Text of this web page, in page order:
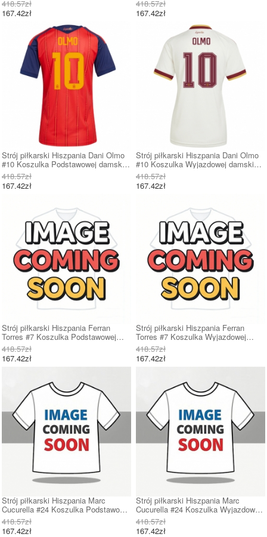
418.57zł
167.42zł
418.57zł
167.42zł
Strój piłkarski Hiszpania Dani Olmo
#10 Koszulka Podstawowej damskie
MŚ 2026 Krótki Rękaw
418.57zł
167.42zł
Strój piłkarski Hiszpania Dani Olmo
#10 Koszulka Wyjazdowej damskie
MŚ 2026 Krótki Rękaw
418.57zł
167.42zł
Strój piłkarski Hiszpania Ferran
Torres #7 Koszulka Podstawowej
damskie MŚ 2026 Krótki Rękaw
418.57zł
167.42zł
Strój piłkarski Hiszpania Ferran
Torres #7 Koszulka Wyjazdowej
damskie MŚ 2026 Krótki Rękaw
418.57zł
167.42zł
Strój piłkarski Hiszpania Marc
Cucurella #24 Koszulka Podstawowej
damskie MŚ 2026 Krótki Rękaw
418.57zł
167.42zł
Strój piłkarski Hiszpania Marc
Cucurella #24 Koszulka Wyjazdowej
damskie MŚ 2026 Krótki Rękaw
418.57zł
167.42zł